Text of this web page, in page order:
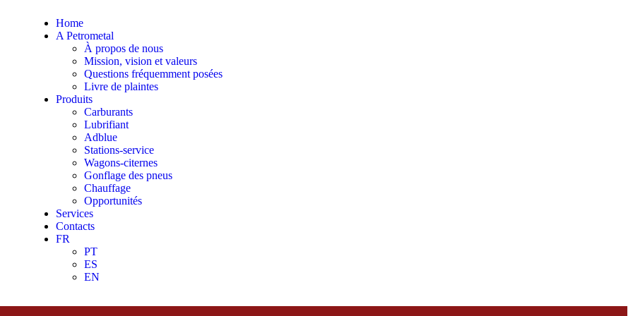
Home
A Petrometal
À propos de nous
Mission, vision et valeurs
Questions fréquemment posées
Livre de plaintes
Produits
Carburants
Lubrifiant
Adblue
Stations-service
Wagons-citernes
Gonflage des pneus
Chauffage
Opportunités
Services
Contacts
FR
PT
ES
EN